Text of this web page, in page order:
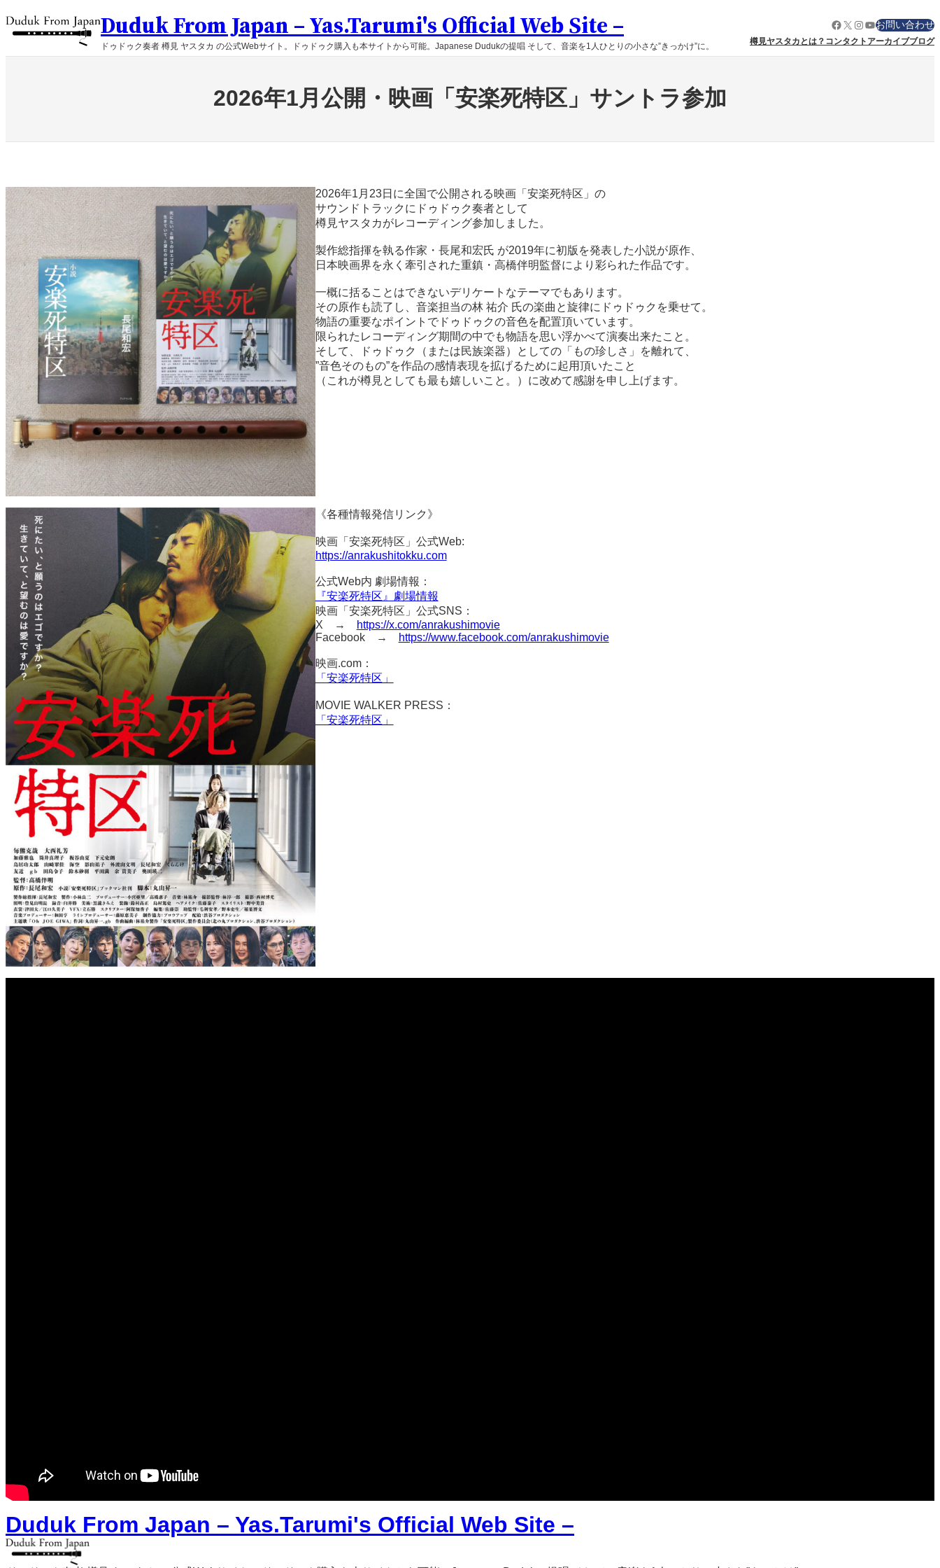
容
ス
Duduk From Japan – Yas.Tarumi's Official Web Site –
ドゥドゥク奏者 樽見 ヤスタカ の公式Webサイト。ドゥドゥク購入も本サイトから可能。Japanese Dudukの提唱 そして、音楽を1人ひとりの小さな”きっかけ”に。
Facebook
X Instagram
YouTube
お問い合わせ
樽見ヤスタカとは？ コンタクト アーカイブブログ
2026年1月公開・映画「安楽死特区」サントラ参加
2026年1月23日に全国で公開される映画「安楽死特区」の
サウンドトラックにドゥドゥク奏者として
樽見ヤスタカがレコーディング参加しました。
製作総指揮を執る作家・長尾和宏氏 が2019年に初版を発表した小説が原作、
日本映画界を永く牽引された重鎮・高橋伴明監督により彩られた作品です。
一概に括ることはできないデリケートなテーマでもあります。
その原作も読了し、音楽担当の林 祐介 氏の楽曲と旋律にドゥドゥクを乗せて。
物語の重要なポイントでドゥドゥクの音色を配置頂いています。
限られたレコーディング期間の中でも物語を思い浮かべて演奏出来たこと。
そして、ドゥドゥク（または民族楽器）としての「もの珍しさ」を離れて、
”音色そのもの”を作品の感情表現を拡げるために起用頂いたこと
（これが樽見としても最も嬉しいこと。）に改めて感謝を申し上げます。
《各種情報発信リンク》
映画「安楽死特区」公式Web:
https://anrakushitokku.com
公式Web内 劇場情報：
『安楽死特区』劇場情報
映画「安楽死特区」公式SNS：
X →
https://x.com/anrakushimovie
Facebook →
https://www.facebook.com/anrakushimovie
映画.com：
「安楽死特区」
MOVIE WALKER PRESS：
「安楽死特区」
Duduk From Japan – Yas.Tarumi's Official Web Site –